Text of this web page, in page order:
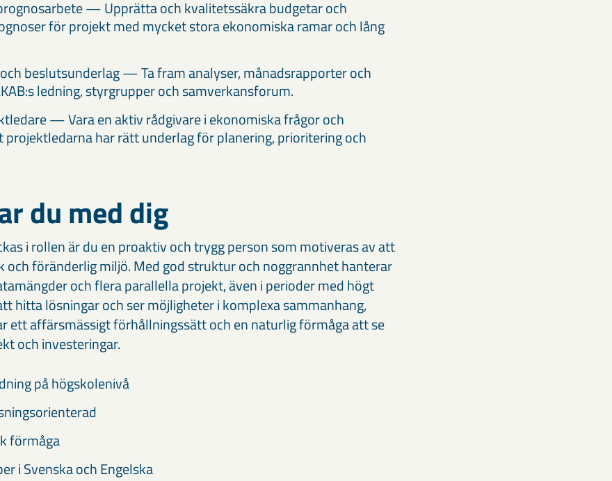
— Upprätta och kvalitetssäkra budgetar och
för projekt med mycket stora ekonomiska ramar och lång
beslutsunderlag — Ta fram analyser, månadsrapporter och
ledning, styrgrupper och samverkansforum.
— Vara en aktiv rådgivare i ekonomiska frågor och
projektledarna har rätt underlag för planering, prioritering och
du med dig
i rollen är du en proaktiv och trygg person som motiveras av att
och föränderlig miljö. Med god struktur och noggrannhet hanterar
och flera parallella projekt, även i perioder med högt
hitta lösningar och ser möjligheter i komplexa sammanhang,
ett affärsmässigt förhållningssätt och en naturlig förmåga att se
och investeringar.
på högskolenivå
förmåga
i Svenska och Engelska